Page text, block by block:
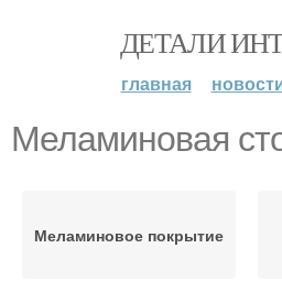
ДЕТАЛИ
главная
Меламиновая
Меламиновое покрытие